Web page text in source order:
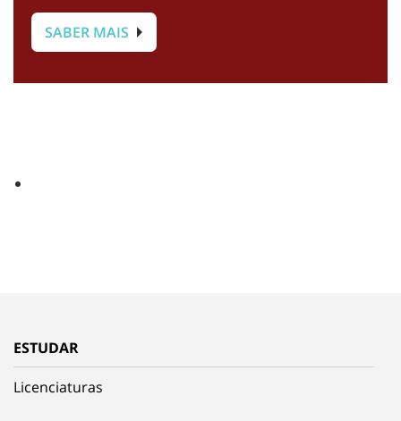
SABER MAIS
ESTUDAR
Licenciaturas